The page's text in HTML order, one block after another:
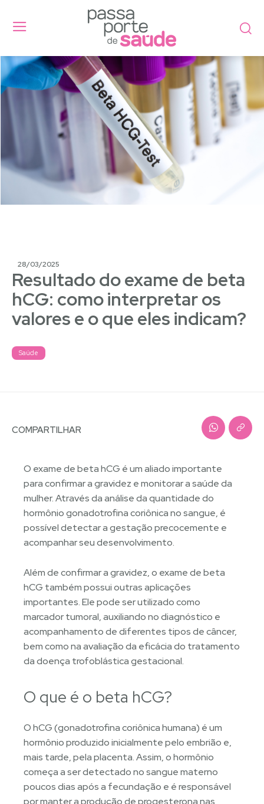
28/03/2025
Resultado do exame de beta
hCG: como interpretar os
valores e o que eles indicam?
Saúde
COMPARTILHAR
O exame de beta hCG é um aliado importante
para confirmar a gravidez e monitorar a saúde da
mulher. Através da análise da quantidade do
hormônio gonadotrofina coriônica no sangue, é
possível detectar a gestação precocemente e
acompanhar seu desenvolvimento.
Além de confirmar a gravidez, o exame de beta
hCG também possui outras aplicações
importantes. Ele pode ser utilizado como
marcador tumoral, auxiliando no diagnóstico e
acompanhamento de diferentes tipos de câncer,
bem como na avaliação da eficácia do tratamento
da doença trofoblástica gestacional.
O que é o beta hCG?
O hCG (gonadotrofina coriônica humana) é um
hormônio produzido inicialmente pelo embrião e,
mais tarde, pela placenta. Assim, o hormônio
começa a ser detectado no sangue materno
poucos dias após a fecundação e é responsável
por manter a produção de progesterona nas